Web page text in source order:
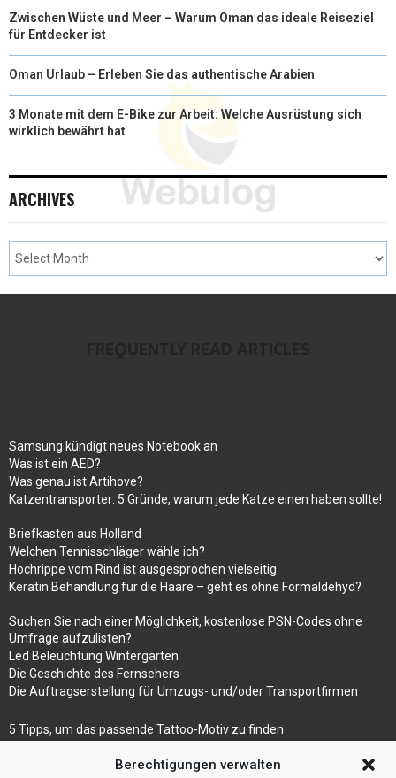
Berechtigungen verwalten
Zwischen Wüste und Meer – Warum Oman das ideale Reiseziel
für Entdecker ist
Oman Urlaub – Erleben Sie das authentische Arabien
3 Monate mit dem E-Bike zur Arbeit: Welche Ausrüstung sich
wirklich bewährt hat
ARCHIVES
Samsung kündigt neues Notebook an
Was ist ein AED?
Was genau ist Artihove?
Katzentransporter: 5 Gründe, warum jede Katze einen haben sollte!
Briefkasten aus Holland
Welchen Tennisschläger wähle ich?
Hochrippe vom Rind ist ausgesprochen vielseitig
Keratin Behandlung für die Haare – geht es ohne Formaldehyd?
Suchen Sie nach einer Möglichkeit, kostenlose PSN-Codes ohne
Umfrage aufzulisten?
Led Beleuchtung Wintergarten
Die Geschichte des Fernsehers
Die Auftragserstellung für Umzugs- und/oder Transportfirmen
5 Tipps, um das passende Tattoo-Motiv zu finden
Was ist Legal Tech?